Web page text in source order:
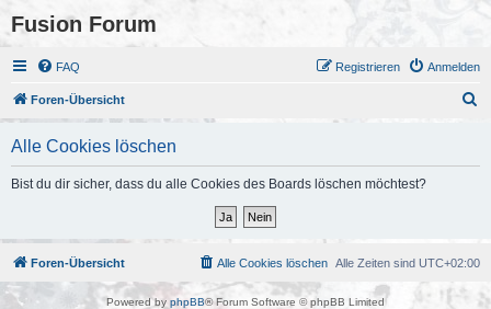
Fusion Forum
FAQ Anmelden
Registrieren
Foren-Übersicht
Alle Cookies löschen
Bist du dir sicher, dass du alle Cookies des Boards löschen möchtest?
Foren-Übersicht Alle Zeiten sind UTC+02:00
Alle Cookies löschen
Powered by phpBB® Forum Software © phpBB Limited